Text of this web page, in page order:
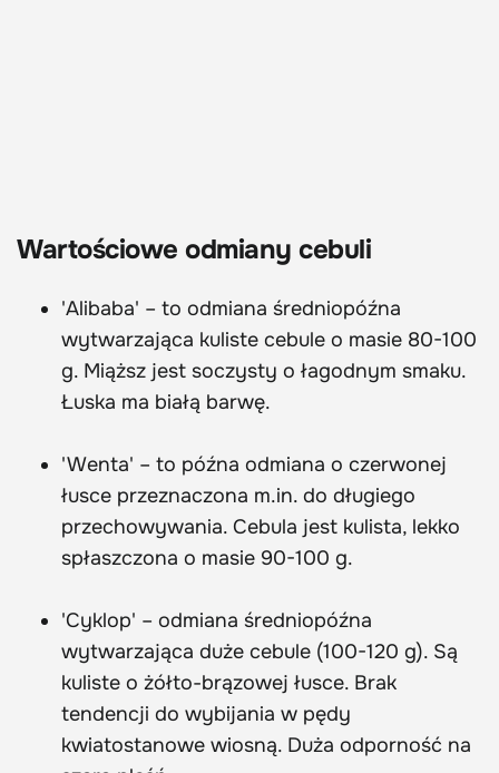
Wartościowe odmiany cebuli
'Alibaba' – to odmiana średniopóźna
wytwarzająca kuliste cebule o masie 80-100
g. Miąższ jest soczysty o łagodnym smaku.
Łuska ma białą barwę.
'Wenta' – to późna odmiana o czerwonej
łusce przeznaczona m.in. do długiego
przechowywania. Cebula jest kulista, lekko
spłaszczona o masie 90-100 g.
'Cyklop' – odmiana średniopóźna
wytwarzająca duże cebule (100-120 g). Są
kuliste o żółto-brązowej łusce. Brak
tendencji do wybijania w pędy
kwiatostanowe wiosną. Duża odporność na